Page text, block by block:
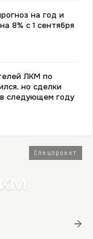
на год и
8% с 1 сентября
ЛКМ по
но сделки
следующем году
Спецпроект